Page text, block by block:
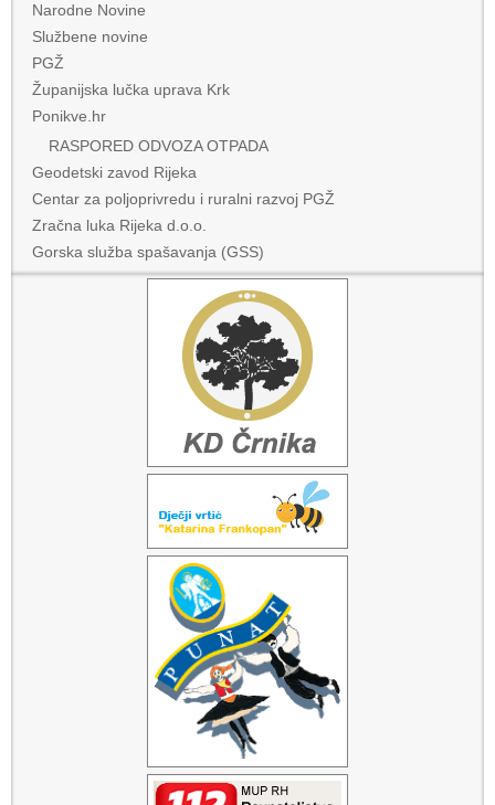
Narodne Novine
Službene novine
PGŽ
Županijska lučka uprava Krk
Ponikve.hr
RASPORED ODVOZA OTPADA
Geodetski zavod Rijeka
Centar za poljoprivredu i ruralni razvoj PGŽ
Zračna luka Rijeka d.o.o.
Gorska služba spašavanja (GSS)